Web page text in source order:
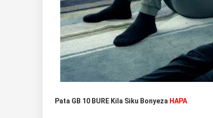
Pata GB 10 BURE Kila Siku Bonyeza HAPA